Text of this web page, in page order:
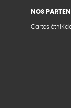
NOS
Cartes